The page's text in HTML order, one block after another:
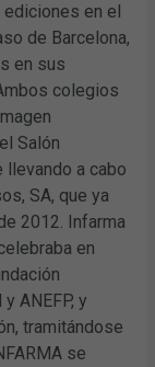
en el
de Barcelona,
en sus
colegios
Salón
llevando a cabo
SA, que ya
2012. Infarma
en
ANEFP, y
tramitándose
se